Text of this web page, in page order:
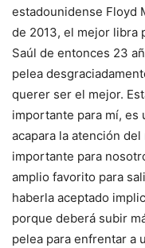
estadounidense Floyd
de 2013, el mejor libra
Saúl de entonces 23
pelea
querer ser el mejor.
importante para mí, es
acapara la atención
importante para
amplio favorito para
haberla aceptado
porque deberá subir
pelea para enfrentar a